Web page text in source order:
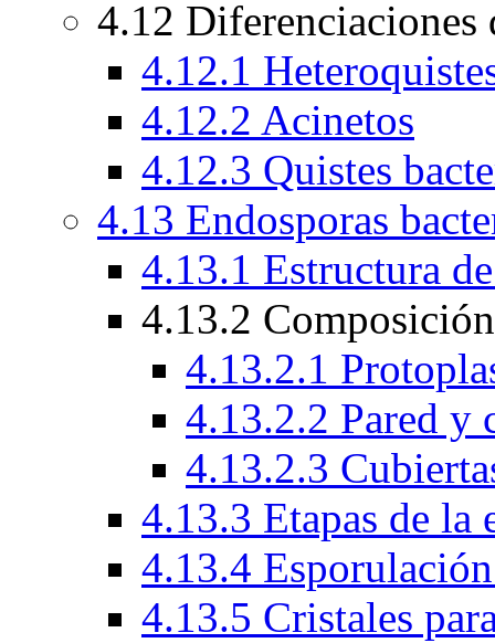
4.12 Diferenciaciones
4.12.1
4.12.2 Acinetos
4.12.3 Quistes
4.13 Endosporas
4.13.1 Estructura
4.13.2
4.13.2.1
4.13.2.2 Pared y
4.13.2.3
4.13.3 Etapas de la
4.13.4
4.13.5 Cristales